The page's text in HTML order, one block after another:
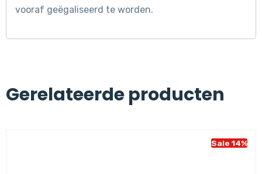
vooraf geëgaliseerd te worden.
Gerelateerde producten
Sale 14%